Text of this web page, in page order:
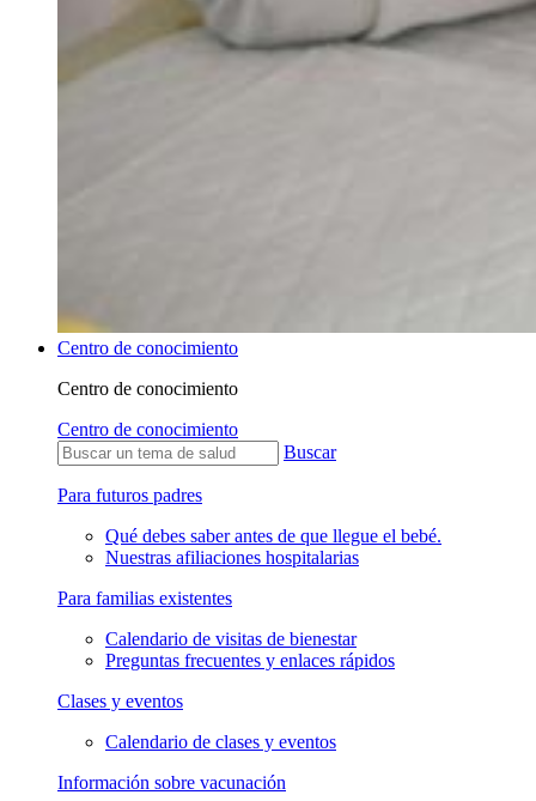
Centro de conocimiento
Centro de conocimiento
Centro de conocimiento
Buscar
Para futuros padres
Qué debes saber antes de que llegue el bebé.
Nuestras afiliaciones hospitalarias
Para familias existentes
Calendario de visitas de bienestar
Preguntas frecuentes y enlaces rápidos
Clases y eventos
Calendario de clases y eventos
Información sobre vacunación